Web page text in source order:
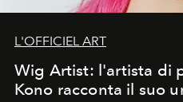
L'OFFICIEL ART
Wig Artist: l'artista di
Kono racconta il suo